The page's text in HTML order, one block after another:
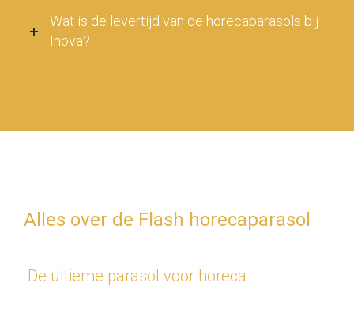
Wat is de levertijd van de horecaparasols bij
Inova?
Alles over de Flash horecaparasol
De ultieme parasol voor horeca